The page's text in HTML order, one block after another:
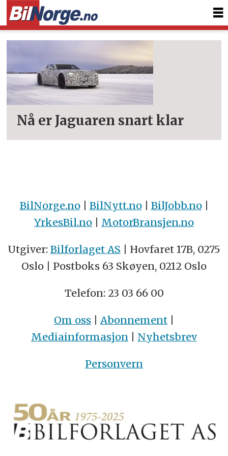
Tag:
jaguar
gt
Nå er Jaguaren snart klar
BilNorge.no| BilNytt.no| BilJobb.no|
YrkesBil.no | MotorBransjen.no
Utgiver: Bilforlaget AS | Hovfaret 17B, 0275
Oslo | Postboks 63 Skøyen, 0212 Oslo
Telefon: 23 03 66 00
Om oss | Abonnement |
Mediainformasjon | Nyhetsbrev
Personvern